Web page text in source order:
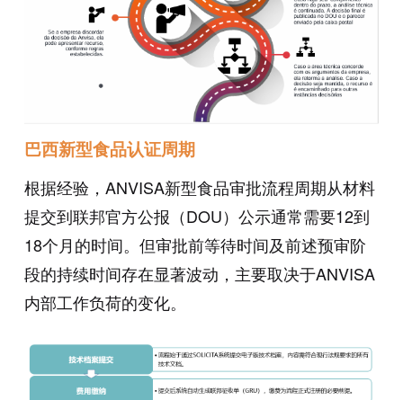
巴西新型食品认证周期
根据经验，ANVISA新型食品审批流程周期从材料
提交到联邦官方公报（DOU）公示通常需要12到
18个月的时间。但审批前等待时间及前述预审阶
段的持续时间存在显著波动，主要取决于ANVISA
内部工作负荷的变化。